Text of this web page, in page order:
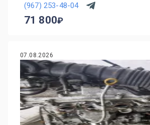
(967) 253-48-04
71 800
07.08.2026